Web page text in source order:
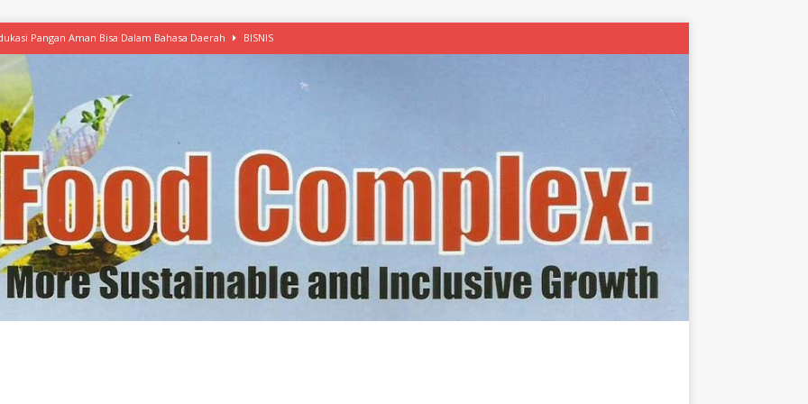
Pangan Aman Bisa Dalam Bahasa Daerah BISNIS
Mulai Ekspansi, IKEA dan MSC Dukung Seafood Berkelanjutan
Free Versi Healthy Choice, Tepung Talas Kimpul Pilihan Menu Sehat
Latih Olah Singkong, KKN Universitas Lampung Kenalkan Sosmocaf
Makanan dengan McCormick, Ciptakan Raksasa Rp1.100 Triliun